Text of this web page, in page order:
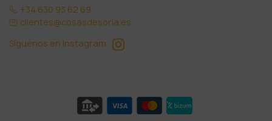
+34 630 93 62 69
clientes@cosasdesoria.es
Síguenos en Instagram